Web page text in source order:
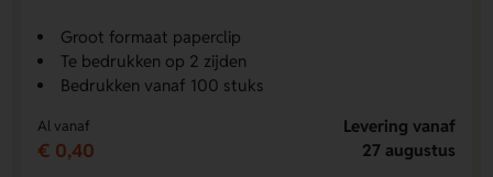
Groot formaat paperclip
Te bedrukken op 2 zijden
Bedrukken vanaf 100 stuks
Al vanaf
€ 0,40
Levering vanaf
27 augustus